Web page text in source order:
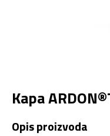
Kapa
Opis proizvoda